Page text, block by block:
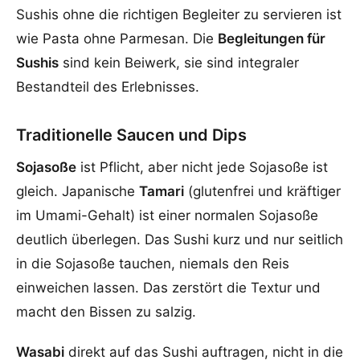
Sushis ohne die richtigen Begleiter zu servieren ist
wie Pasta ohne Parmesan. Die Begleitungen für
Sushis sind kein Beiwerk, sie sind integraler
Bestandteil des Erlebnisses.
Traditionelle Saucen und Dips
Sojasoße ist Pflicht, aber nicht jede Sojasoße ist
gleich. Japanische Tamari (glutenfrei und kräftiger
im Umami-Gehalt) ist einer normalen Sojasoße
deutlich überlegen. Das Sushi kurz und nur seitlich
in die Sojasoße tauchen, niemals den Reis
einweichen lassen. Das zerstört die Textur und
macht den Bissen zu salzig.
Wasabi direkt auf das Sushi auftragen, nicht in die